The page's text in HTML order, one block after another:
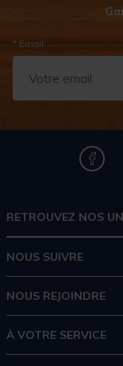
* Email
RETROUVEZ NOS
NOUS SUIVRE
NOUS REJOINDRE
À VOTRE SERVICE